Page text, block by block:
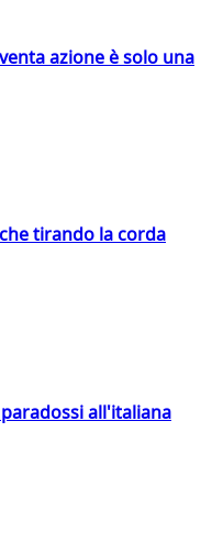
azione è solo una
tirando la corda
all'italiana